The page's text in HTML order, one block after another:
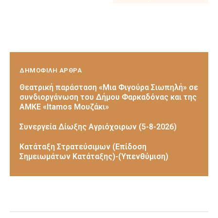
ΔΗΜΟΦΙΛΗ ΑΡΘΡΑ
Θεατρική παράσταση «Μια Φιγούρα Σιωπηλή» σε
συνδιοργάνωση του Δήμου Φαρκαδόνας και της
ΑΜΚΕ «Itamos Μουζάκι»
Συνεργεία Δίωξης Αγριόχοιρων (5-8-2026)
Κατάταξη Στρατεύσιμων (Επίδοση
Σημειωμάτων Κατάταξης)-(Υπενθύμιση)